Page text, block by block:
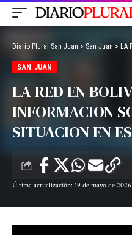
Diario Plural San Juan > San Juan > LA
SAN JUAN
LA RED EN
INFORMACION
SITUACION EN
Última actualización: 19 de mayo de